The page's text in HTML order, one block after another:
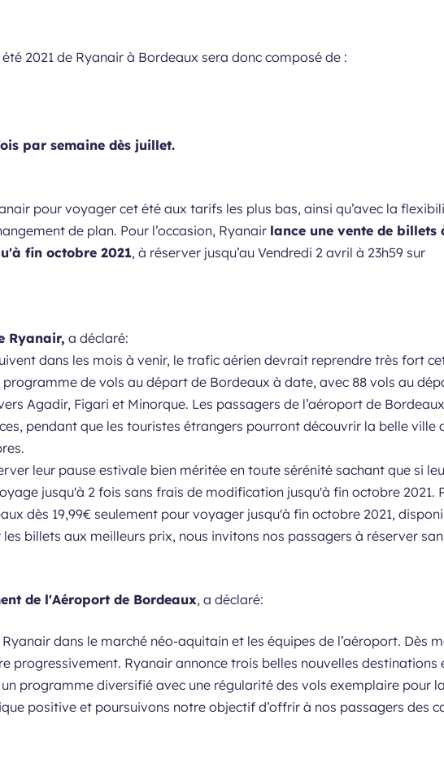
2021 de Ryanair à Bordeaux sera donc composé de :
par semaine dès juillet.
pour voyager cet été aux tarifs les plus bas, ainsi qu’avec la
de plan. Pour l’occasion, Ryanair lance une vente de
fin octobre 2021, à réserver jusqu’au Vendredi 2 avril à 23h59 sur
Ryanair, a déclaré:
dans les mois à venir, le trafic aérien devrait reprendre très fort
de vols au départ de Bordeaux à date, avec 88 vols au
Agadir, Figari et Minorque. Les passagers de l’aéroport de
pendant que les touristes étrangers pourront découvrir la belle ville
leur pause estivale bien méritée en toute sérénité sachant que si
jusqu'à 2 fois sans frais de modification jusqu'à fin octobre 2021.
dès 19,99€ seulement pour voyager jusqu'à fin octobre 2021,
billets aux meilleurs prix, nous invitons nos passagers à réserver
de l'Aéroport de Bordeaux, a déclaré:
dans le marché néo-aquitain et les équipes de l’aéroport. Dès
progressivement. Ryanair annonce trois belles nouvelles destinations
programme diversifié avec une régularité des vols exemplaire pour
positive et poursuivons notre objectif d’offrir à nos passagers des